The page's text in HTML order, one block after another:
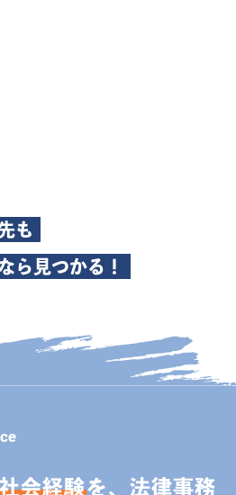
も
ら見つかる！
会経験を、法律事務